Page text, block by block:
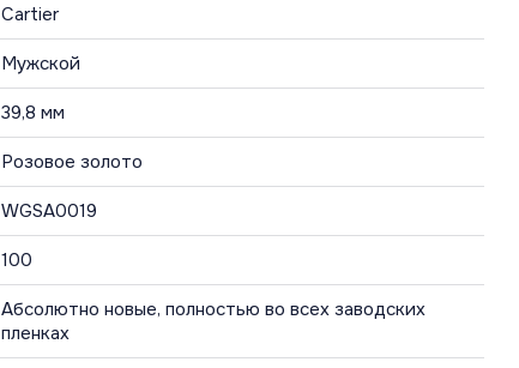
Cartier
Мужской
39,8 мм
Розовое золото
WGSA0019
100
Абсолютно новые, полностью во всех заводских
пленках